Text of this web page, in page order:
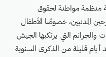
منظمة مواطنة لحقوق
المدنيين، خصوصًا الأطفال
والجرائم التي يرتكبها الجيش
أيام قليلة من الذكرى السنوية